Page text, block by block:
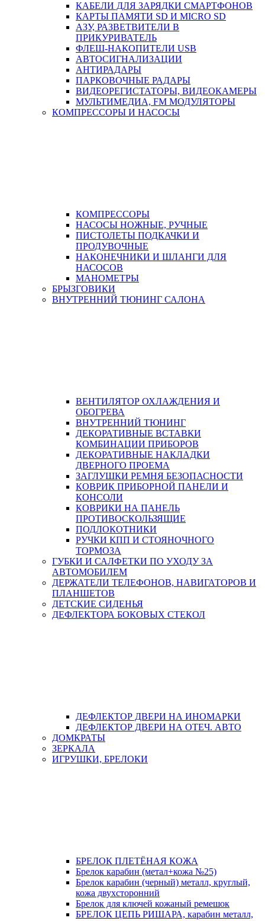
КАБЕЛИ ДЛЯ ЗАРЯДКИ СМАРТФОНОВ
КАРТЫ ПАМЯТИ SD И MICRO SD
АЗУ, РАЗВЕТВИТЕЛИ В
ПРИКУРИВАТЕЛЬ
ФЛЕШ-НАКОПИТЕЛИ USB
АВТОСИГНАЛИЗАЦИИ
АНТИРАДАРЫ
ПАРКОВОЧНЫЕ РАДАРЫ
ВИДЕОРЕГИСТАТОРЫ, ВИДЕОКАМЕРЫ
МУЛЬТИМЕДИА, FM МОДУЛЯТОРЫ
КОМПРЕССОРЫ И НАСОСЫ
КОМПРЕССОРЫ
НАСОСЫ НОЖНЫЕ, РУЧНЫЕ
ПИСТОЛЕТЫ ПОДКАЧКИ И
ПРОДУВОЧНЫЕ
НАКОНЕЧНИКИ И ШЛАНГИ ДЛЯ
НАСОСОВ
МАНОМЕТРЫ
БРЫЗГОВИКИ
ВНУТРЕННИЙ ТЮНИНГ САЛОНА
ВЕНТИЛЯТОР ОХЛАЖДЕНИЯ И
ОБОГРЕВА
ВНУТРЕННИЙ ТЮНИНГ
ДЕКОРАТИВНЫЕ ВСТАВКИ
КОМБИНАЦИИ ПРИБОРОВ
ДЕКОРАТИВНЫЕ НАКЛАДКИ
ДВЕРНОГО ПРОЕМА
ЗАГЛУШКИ РЕМНЯ БЕЗОПАСНОСТИ
КОВРИК ПРИБОРНОЙ ПАНЕЛИ И
КОНСОЛИ
КОВРИКИ НА ПАНЕЛЬ
ПРОТИВОСКОЛЬЗЯЩИЕ
ПОДЛОКОТНИКИ
РУЧКИ КПП И СТОЯНОЧНОГО
ТОРМОЗА
ГУБКИ И САЛФЕТКИ ПО УХОДУ ЗА
АВТОМОБИЛЕМ
ДЕРЖАТЕЛИ ТЕЛЕФОНОВ, НАВИГАТОРОВ И
ПЛАНШЕТОВ
ДЕТСКИЕ СИДЕНЬЯ
ДЕФЛЕКТОРА БОКОВЫХ СТЕКОЛ
ДЕФЛЕКТОР ДВЕРИ НА ИНОМАРКИ
ДЕФЛЕКТОР ДВЕРИ НА ОТЕЧ. АВТО
ДОМКРАТЫ
ЗЕРКАЛА
ИГРУШКИ, БРЕЛОКИ
БРЕЛОК ПЛЕТЁНАЯ КОЖА
Брелок карабин (метал+кожа №25)
Брелок карабин (черный) металл, круглый,
кожа двухсторонний
Брелок для ключей кожаный ремешок
БРЕЛОК ЦЕПЬ РИШАРА, карабин металл,